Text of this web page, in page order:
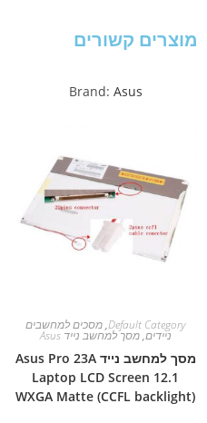
מוצרים קשורים
Brand: Asus
Default Category
,מסכים למחשבים
ניידים,מסך למחשב נייד Asus
מסך למחשב נייד Asus Pro 23A
Laptop LCD Screen 12.1
WXGA Matte (CCFL backlight)